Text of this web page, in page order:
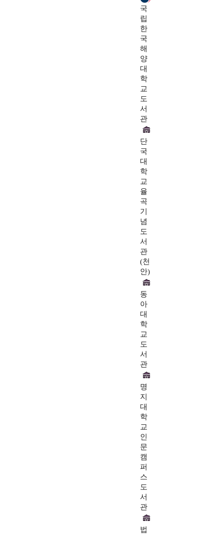
국
립
한
국
해
양
대
학
교
도
서
관
단
국
대
학
교
율
곡
기
념
도
서
관
(천
안)
동
아
대
학
교
도
서
관
명
지
대
학
교
인
문
캠
퍼
스
도
서
관
법